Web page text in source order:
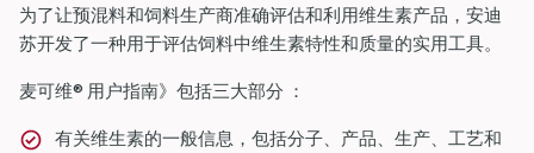
为了让预混料和饲料生产商准确评估和利用维生素产品，安迪
苏开发了一种用于评估饲料中维生素特性和质量的实用工具。
麦可维® 用户指南》包括三大部分 ：
有关维生素的一般信息，包括分子、产品、生产、工艺和